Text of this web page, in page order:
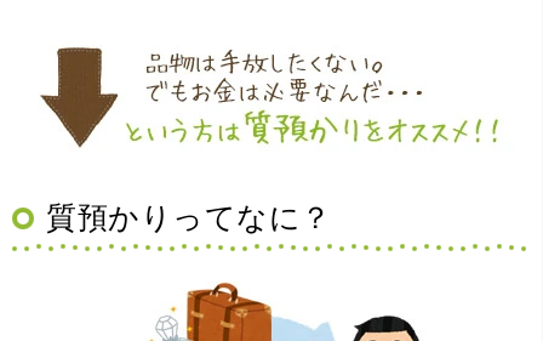
（大阪府豊中市）買取査定の流れがとても丁寧でお話がし
やすくとても良い時間になりました!!満足出来る買取です。
質預かりってなに？